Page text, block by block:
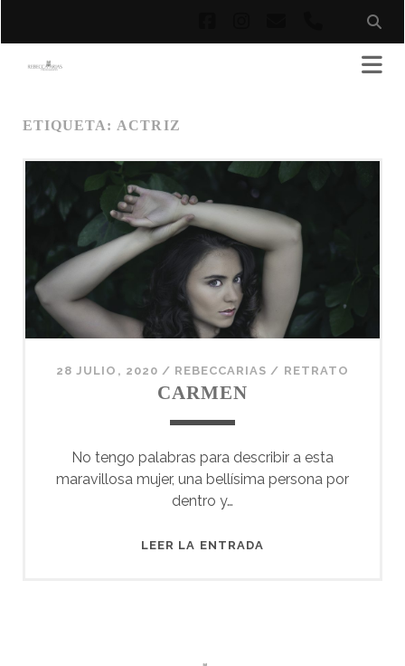
electrónico
phone
ETIQUETA: ACTRIZ
28 JULIO, 2020 / REBECCARIAS / RETRATO
CARMEN
No tengo palabras para describir a esta
maravillosa mujer, una bellísima persona por
dentro y…
LEER LA ENTRADA